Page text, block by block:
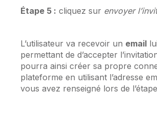
Étape 5 : cliquez sur envoyer
L’utilisateur va recevoir un email lui
permettant de d’accepter
pourra ainsi créer sa propre
plateforme en utilisant l’adresse
vous avez renseigné lors de